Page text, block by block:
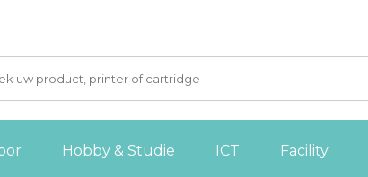
Hobby & Studie ICT Facility